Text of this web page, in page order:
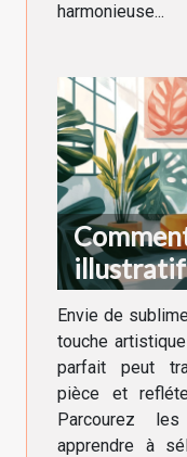
harmonieuse...
Envie de
touche
parfait peut
pièce et
Parcourez
apprendre à